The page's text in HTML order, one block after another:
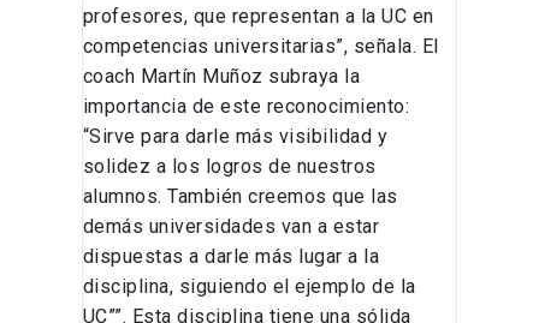
profesores, que representan a la UC en
competencias universitarias”, señala. El
coach Martín Muñoz subraya la
importancia de este reconocimiento:
“Sirve para darle más visibilidad y
solidez a los logros de nuestros
alumnos. También creemos que las
demás universidades van a estar
dispuestas a darle más lugar a la
disciplina, siguiendo el ejemplo de la
UC””. Esta disciplina tiene una sólida